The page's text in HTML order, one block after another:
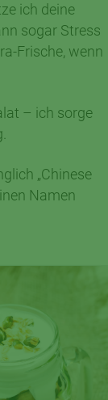
ich deine
sogar Stress
Frische, wenn
– ich sorge
„Chinese
Namen